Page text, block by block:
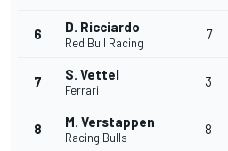
6 D. Ricciardo
Red Bull Racing
7
7 S. Vettel
Ferrari
3
8 M. Verstappen
Racing Bulls
8